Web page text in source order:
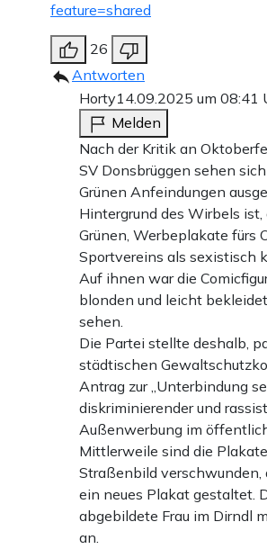
feature=shared
26
Antworten
Horty14.09.2025 um 08:41
Melden
Nach der Kritik an
SV Donsbrüggen sehen
Grünen Anfeindungen
Hintergrund des Wirbels ist,
Grünen, Werbeplakate fürs
Sportvereins als sexistisch
Auf ihnen war die
blonden und leicht
sehen.
Die Partei stellte deshalb,
städtischen
Antrag zur „Unterbindung
diskriminierender und
Außenwerbung im
Mittlerweile sind die
Straßenbild verschwunden,
ein neues Plakat gestaltet.
abgebildete Frau im Dirndl
an.